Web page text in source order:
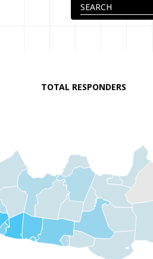
TOTAL RESPONDERS